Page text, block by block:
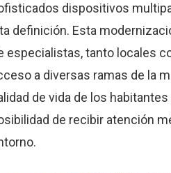
dispositivos
definición. Esta
especialistas, tanto locales
a diversas ramas de la
de vida de los
de recibir atención